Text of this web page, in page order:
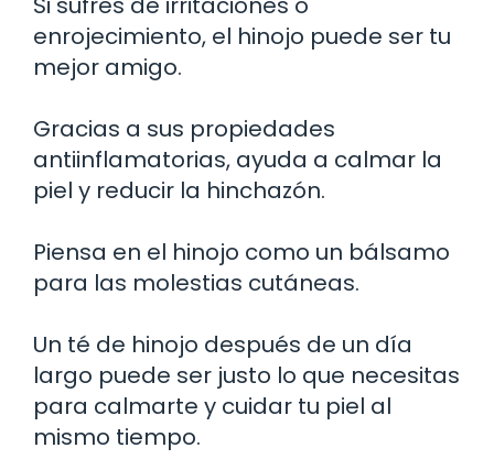
enrojecimiento, el hinojo puede ser tu
mejor amigo.
Gracias a sus propiedades
antiinflamatorias, ayuda a calmar la
piel y reducir la hinchazón.
Piensa en el hinojo como un bálsamo
para las molestias cutáneas.
Un té de hinojo después de un día
largo puede ser justo lo que necesitas
para calmarte y cuidar tu piel al
mismo tiempo.